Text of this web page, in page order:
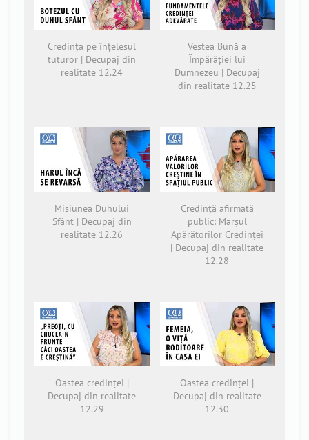
Credința pe înțelesul
tuturor | Decupaj din
realitate 12.24
Vestea Bună a
Împărăției lui
Dumnezeu | Decupaj
din realitate 12.25
Misiunea Duhului
Sfânt | Decupaj din
realitate 12.26
Credință afirmată
public: Marșul
Apărătorilor Credinței
| Decupaj din realitate
12.28
Oastea credinței |
Decupaj din realitate
12.29
Oastea credinței |
Decupaj din realitate
12.30